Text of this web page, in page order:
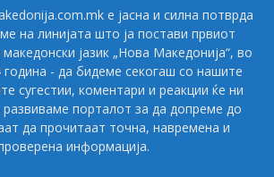
е јасна и силна потврда
на линијата што ја постави првиот
јазик „Нова Македонија“, во
година - да бидеме секогаш со нашите
сугестии, коментари и реакции ќе ни
порталот за да допреме до
да прочитаат точна, навремена и
информација.